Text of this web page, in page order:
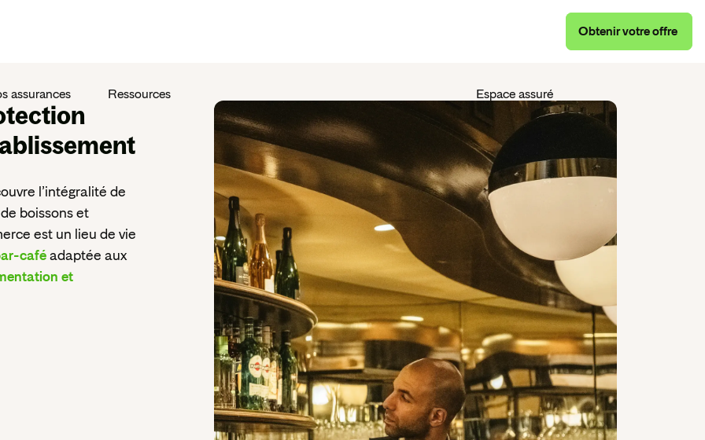
assurances Ressources Espace assuré
Obtenirvotreoffre
l’intégralité de
boissons et
est un lieu de vie
café adaptée aux
et